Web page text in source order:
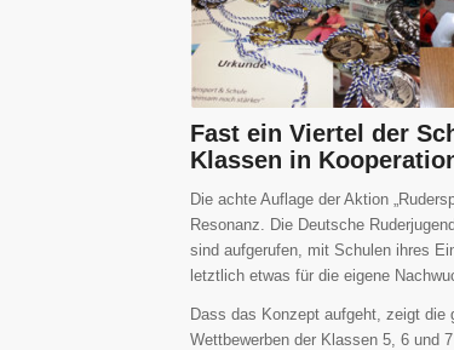
Fast ein Viertel der
Klassen in
Die achte Auflage der Aktion
Resonanz. Die Deutsche
sind aufgerufen, mit Schulen ihres
letztlich etwas für die eigene
Dass das Konzept aufgeht, zeigt die
Wettbewerben der Klassen 5, 6 und